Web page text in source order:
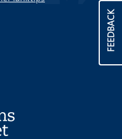
FEEDBACK